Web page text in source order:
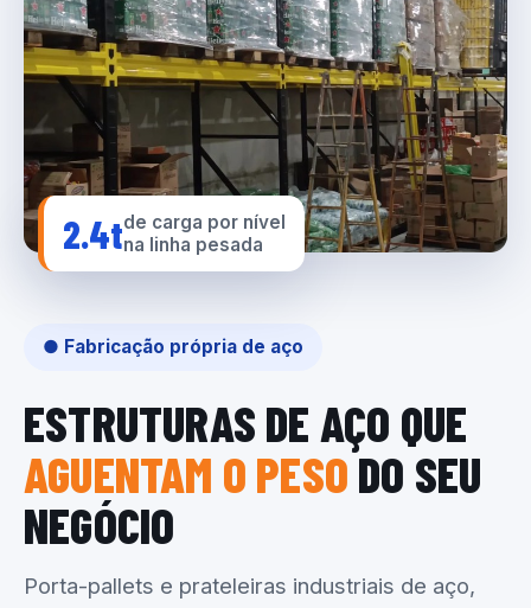
● Fabricação própria de aço
ESTRUTURAS DE AÇO QUE
AGUENTAM O PESODO SEU
NEGÓCIO
Porta-pallets e prateleiras industriais de aço,
2.4tde carga por nível
na linha pesada